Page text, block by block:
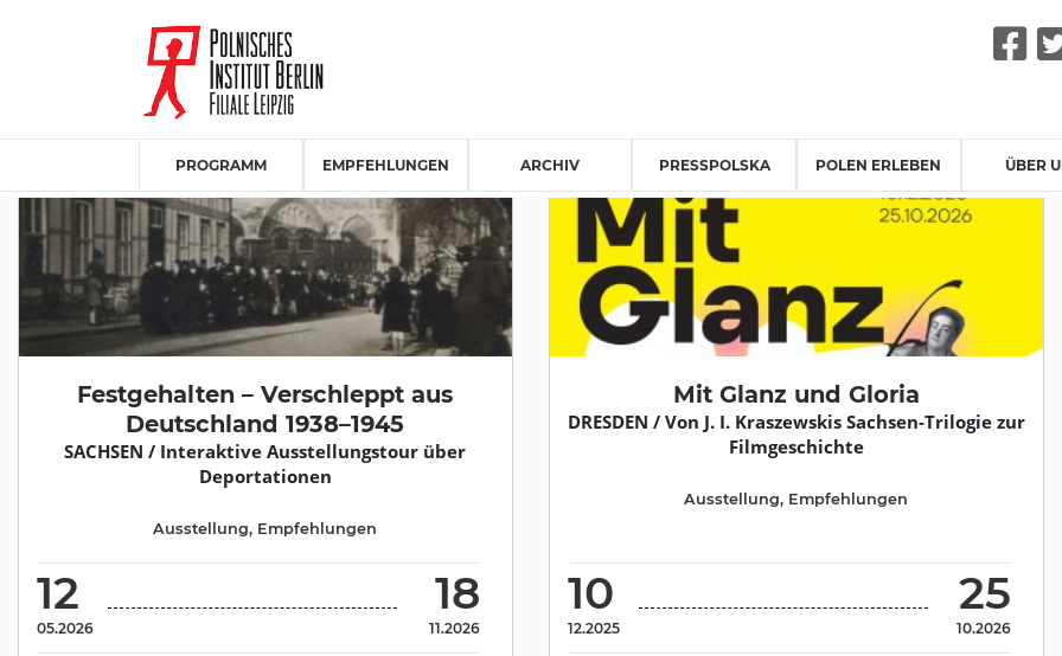
PROGRAMM EMPFEHLUNGEN ARCHIV PRESSPOLSKA POLEN ERLEBEN ÜBER
Festgehalten – Verschleppt aus
Deutschland 1938–1945
SACHSEN / Interaktive Ausstellungstour über
Deportationen
12
05.2026
18
11.2026
Ausstellung, Empfehlungen
Mit Glanz und Gloria
DRESDEN / Von J. I. Kraszewskis Sachsen-Trilogie zur
Filmgeschichte
10
12.2025
25
10.2026
Ausstellung, Empfehlungen